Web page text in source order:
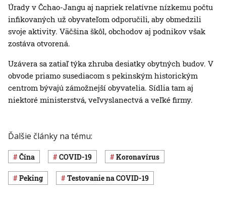
Úrady v Čchao-Jangu aj napriek relatívne nízkemu počtu
infikovaných už obyvateľom odporučili, aby obmedzili
svoje aktivity. Väčšina škôl, obchodov aj podnikov však
zostáva otvorená.
Uzávera sa zatiaľ týka zhruba desiatky obytných budov. V
obvode priamo susediacom s pekinským historickým
centrom bývajú zámožnejší obyvatelia. Sídlia tam aj
niektoré ministerstvá, veľvyslanectvá a veľké firmy.
Ďalšie články na tému:
Čína COVID-19 koronavírus
Peking testovanie na COVID-19